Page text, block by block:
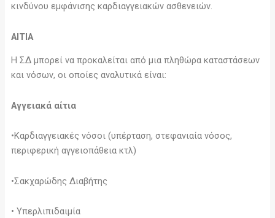
κινδύνου εμφάνισης καρδιαγγειακών ασθενειών.
ΑΙΤΙΑ
Η ΣΔ μπορεί να προκαλείται από μια πληθώρα καταστάσεων
και νόσων, οι οποίες αναλυτικά είναι:
Αγγειακά αίτια
•Καρδιαγγειακές νόσοι (υπέρταση, στεφανιαία νόσος,
περιφερική αγγειοπάθεια κτλ)
•Σακχαρώδης Διαβήτης
• Υπερλιπιδαιμία